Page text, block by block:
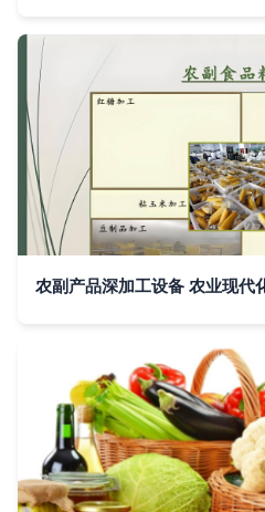
农副产品深加工设备 农业现代